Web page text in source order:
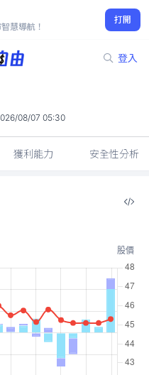
慧導航！
打開
登入
08/07 05:30
獲利能力 安全性分析